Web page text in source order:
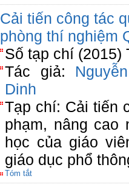
Cải tiến công tác
phòng thí nghiệm
Số tạp chí (2015)
Tác giả:
Dinh
Tạp chí: Cải tiến
phạm, nâng cao
học của giáo
giáo dục phổ
Tóm tắt